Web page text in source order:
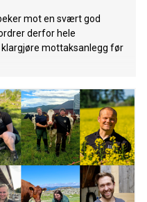
mot en svært god
derfor hele
klargjøre mottaksanlegg før